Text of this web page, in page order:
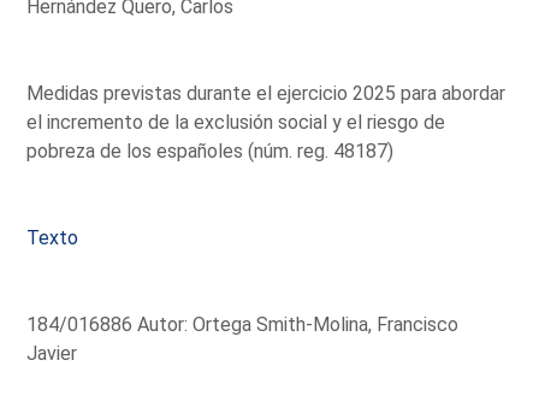
Hernández Quero, Carlos
Medidas previstas durante el ejercicio 2025 para abordar
el incremento de la exclusión social y el riesgo de
pobreza de los españoles (núm. reg. 48187)
Texto
184/016886 Autor: Ortega Smith-Molina, Francisco
Javier